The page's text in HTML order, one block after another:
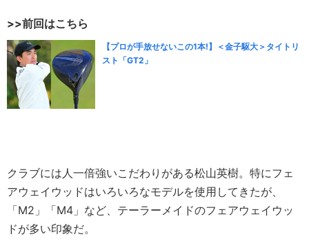
>>前回はこちら
【プロが手放せないこの1本!】＜金子駆大＞タイトリ
スト「GT2」
クラブには人一倍強いこだわりがある松山英樹。特にフェ
アウェイウッドはいろいろなモデルを使用してきたが、
「M2」「M4」など、テーラーメイドのフェアウェイウッ
ドが多い印象だ。